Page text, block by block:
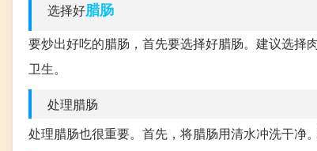
选择好腊肠
要炒出好吃的腊肠，首先要选择好腊肠。建议选择
卫生。
处理腊肠
处理腊肠也很重要。首先，将腊肠用清水冲洗干净